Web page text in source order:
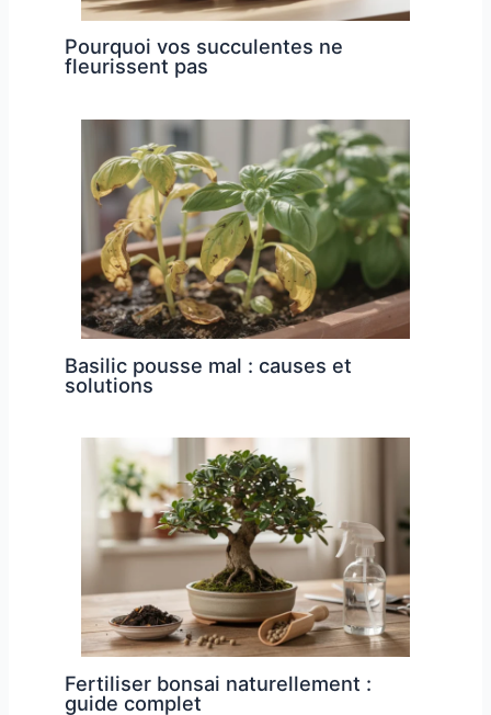
Pourquoi vos succulentes ne
fleurissent pas
Basilic pousse mal : causes et
solutions
Fertiliser bonsai naturellement :
guide complet